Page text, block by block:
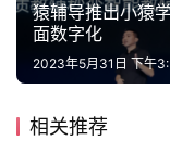
车
讯
快
报
猿辅导推出小猿
面数字化
2023年5月31日 下午
相关推荐